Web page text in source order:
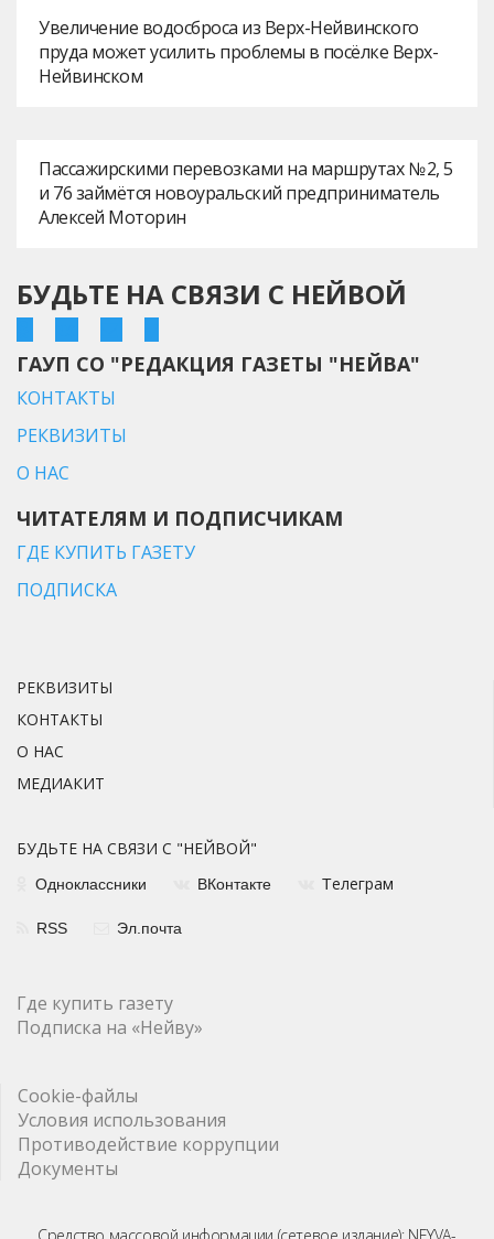
Увеличение водосброса из Верх-Нейвинского
пруда может усилить проблемы в посёлке Верх-
Нейвинском
Пассажирскими перевозками на маршрутах № 2, 5
и 76 займётся новоуральский предприниматель
Алексей Моторин
БУДЬТЕ НА СВЯЗИ С НЕЙВОЙ
ГАУП СО "РЕДАКЦИЯ ГАЗЕТЫ "НЕЙВА"
КОНТАКТЫ
РЕКВИЗИТЫ
О НАС
ЧИТАТЕЛЯМ И ПОДПИСЧИКАМ
ГДЕ КУПИТЬ ГАЗЕТУ
ПОДПИСКА
РЕКВИЗИТЫ
КОНТАКТЫ
О НАС
МЕДИАКИТ
БУДЬТЕ НА СВЯЗИ С "НЕЙВОЙ"
Одноклассники ВКонтакте Телеграм
RSS Эл.почта
Где купить газету
Подписка на «Нейву»
Cookie-файлы
Условия использования
Противодействие коррупции
Документы